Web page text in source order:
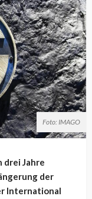
Foto: IMAGO
drei Jahre
der
International